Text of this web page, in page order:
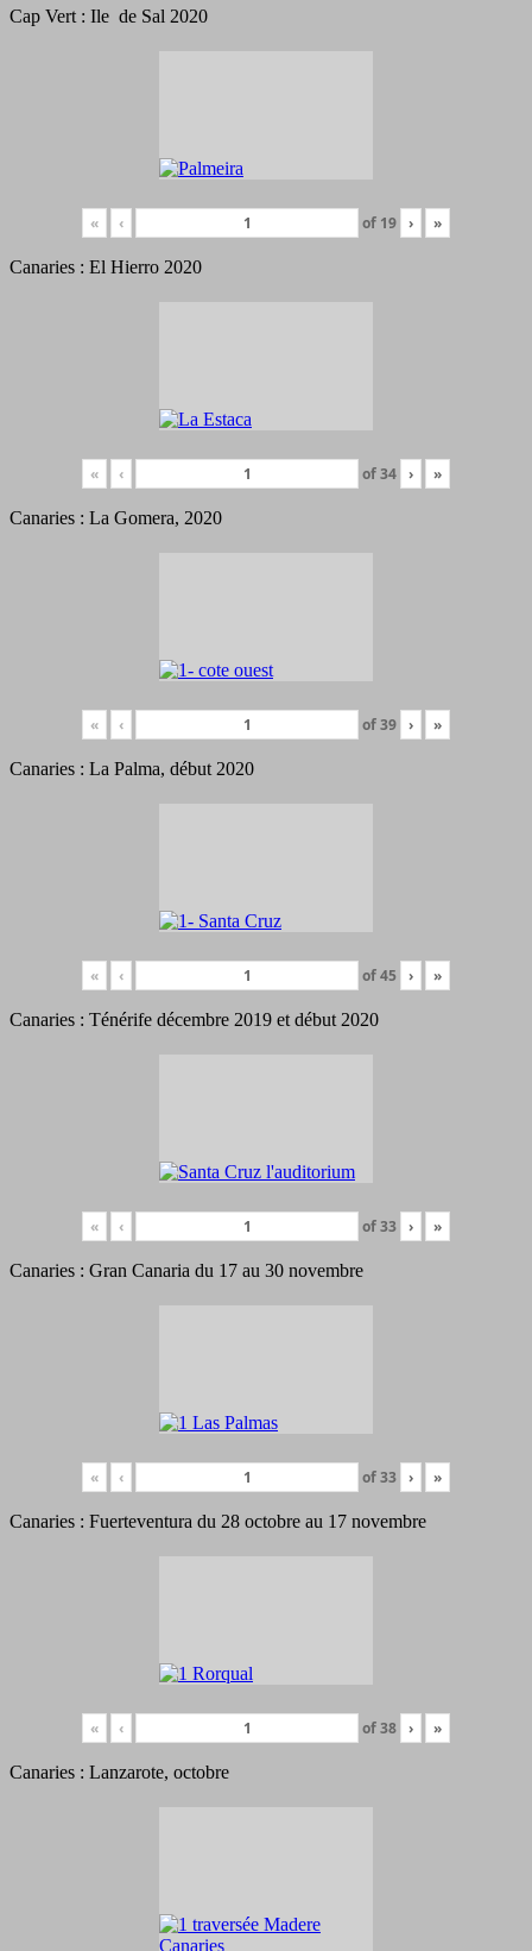
Cap Vert : Ile de Sal 2020
« ‹ of 19 › »
Canaries : El Hierro 2020
« ‹ of34 › »
Canaries : La Gomera, 2020
« ‹ of39 › »
Canaries : La Palma, début 2020
« ‹ of45 › »
Canaries : Ténérife décembre 2019 et début 2020
« ‹ of33 › »
Canaries : Gran Canaria du 17 au 30 novembre
« ‹ of33 › »
Canaries : Fuerteventura du 28 octobre au 17 novembre
« ‹ of38 › »
Canaries : Lanzarote, octobre